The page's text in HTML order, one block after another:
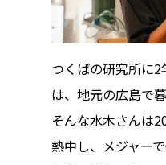
つくばの研究所に
は、地元の広島で
そんな水木さんは
熱中し、メジャー